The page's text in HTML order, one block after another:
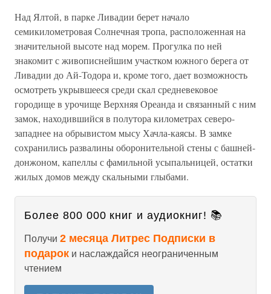
Над Ялтой, в парке Ливадии берет начало
семикилометровая Солнечная тропа, расположенная на
значительной высоте над морем. Прогулка по ней
знакомит с живописнейшим участком южного берега от
Ливадии до Ай-Тодора и, кроме того, дает возможность
осмотреть укрывшееся среди скал средневековое
городище в урочище Верхняя Ореанда и связанный с ним
замок, находившийся в полутора километрах северо-
западнее на обрывистом мысу Хачла-каясы. В замке
сохранились развалины оборонительной стены с башней-
донжоном, капеллы с фамильной усыпальницей, остатки
жилых домов между скальными глыбами.
Более 800 000 книг и аудиокниг! 📚
Получи 2 месяца Литрес Подписки в
подарок и наслаждайся неограниченным
чтением